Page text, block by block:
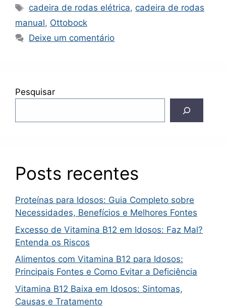
Tags
cadeira de rodas elétrica,cadeira de rodas
manual, Ottobock
Deixe um comentário
Pesquisar
Posts recentes
Proteínas para Idosos: Guia Completo sobre
Necessidades, Benefícios e Melhores Fontes
Excesso de Vitamina B12 em Idosos: Faz Mal?
Entenda os Riscos
Alimentos com Vitamina B12 para Idosos:
Principais Fontes e Como Evitar a Deficiência
Vitamina B12 Baixa em Idosos: Sintomas,
Causas e Tratamento